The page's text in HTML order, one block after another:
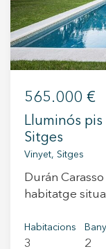
ES CA EN
565.000 €
Lluminós
Sitges
Vinyet, Sitges
Durán
habitatge
a peu de la platja i
disposa de 3
Habitacions
3 2